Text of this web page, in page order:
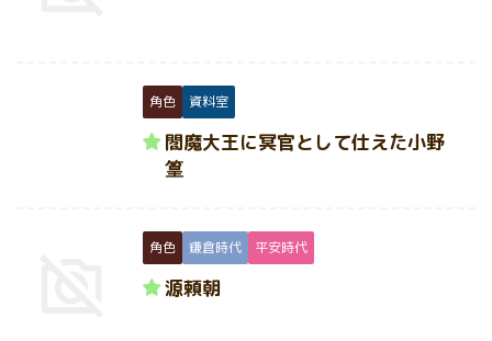
角色 資料室
閻魔大王に冥官として仕えた小野
篁
角色 鎌倉時代 平安時代
源頼朝